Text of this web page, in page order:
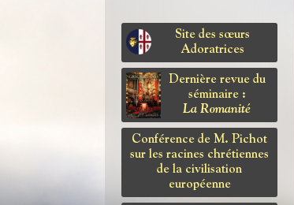
Site des sœurs
Adoratrices
Dernière revue du
séminaire :
La Romanité
Conférence de M. Pichot
sur les racines chrétiennes
de la civilisation
européenne